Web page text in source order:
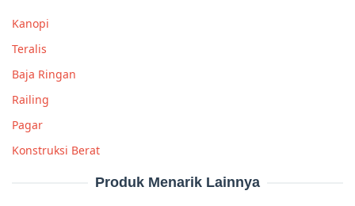
Kanopi
Teralis
Baja Ringan
Railing
Pagar
Konstruksi Berat
Produk Menarik Lainnya